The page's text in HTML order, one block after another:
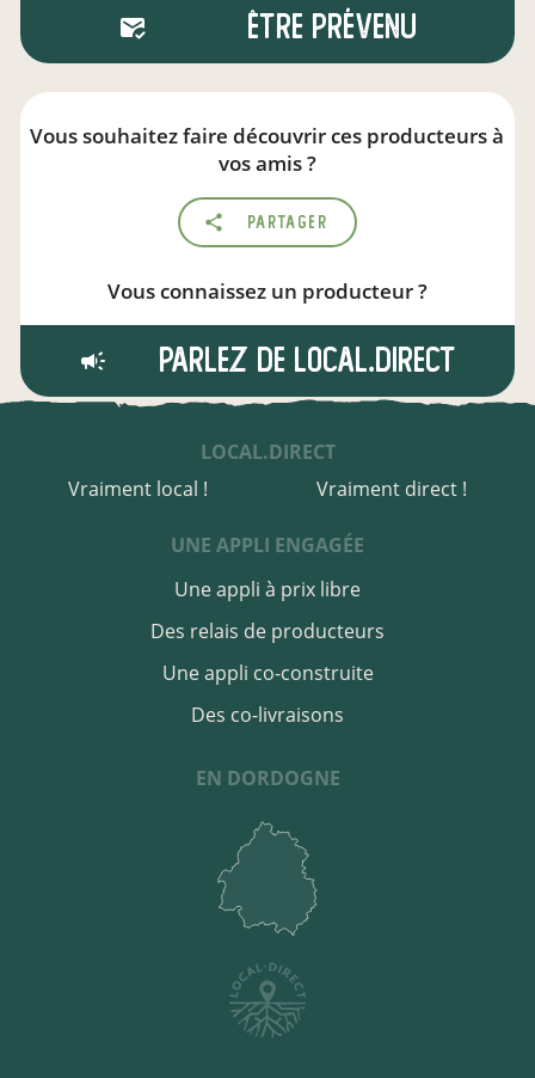
Être prévenu
Vous souhaitez faire découvrir ces producteurs à
vos amis ?
Partager
Vous connaissez un producteur ?
Parlez de local.direct
LOCAL.DIRECT
Vraiment local !
Vraiment direct !
UNE APPLI ENGAGÉE
Une appli à prix libre
Des relais de producteurs
Des co-livraisons
Une appli co-construite
EN DORDOGNE